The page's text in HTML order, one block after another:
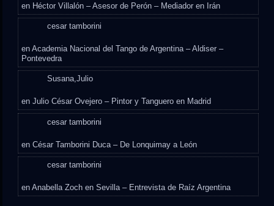
en Héctor Villalón – Asesor de Perón – Mediador en Irán
cesar tamborini
enAcademia Nacional del Tango de Argentina – Aldiser –
Pontevedra
Susana,Julio
enJulio César Ovejero – Pintor y Tanguero en Madrid
cesar tamborini
enCésar Tamborini Duca – De Lonquimay a León
cesar tamborini
enAnabella Zoch en Sevilla – Entrevista de Raíz Argentina